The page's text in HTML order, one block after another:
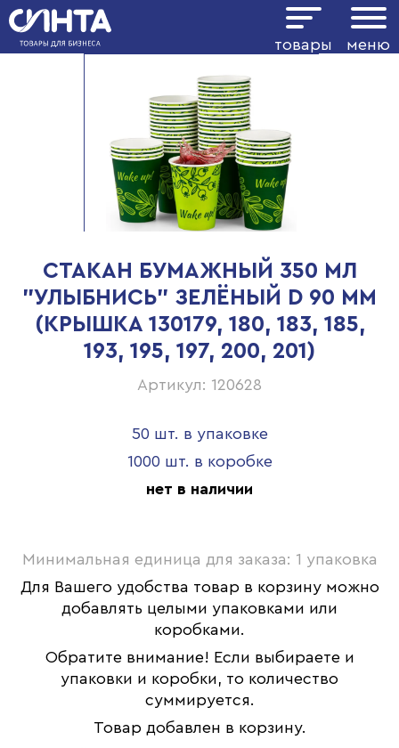
товары меню
СТАКАН БУМАЖНЫЙ 350 МЛ
"УЛЫБНИСЬ" ЗЕЛЁНЫЙ D 90 ММ
(КРЫШКА 130179, 180, 183, 185,
193, 195, 197, 200, 201)
Артикул: 120628
50 шт. в упаковке
1000 шт. в коробке
нет в наличии
Минимальная единица для заказа: 1 упаковка
Для Вашего удобства товар в корзину можно
добавлять целыми упаковками или
коробками.
Обратите внимание! Если выбираете и
упаковки и коробки, то количество
суммируется.
Товар добавлен в корзину.